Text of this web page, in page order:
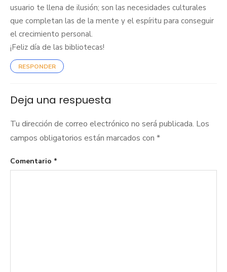
usuario te llena de ilusión; son las necesidades culturales
que completan las de la mente y el espíritu para conseguir
el crecimiento personal.
¡Feliz día de las bibliotecas!
RESPONDER
Deja una respuesta
Tu dirección de correo electrónico no será publicada. Los
campos obligatorios están marcados con *
Comentario *